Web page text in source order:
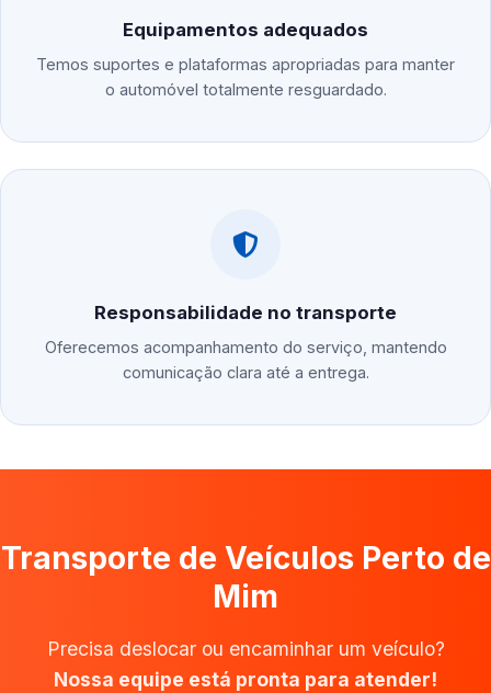
Equipamentos adequados
Temos suportes e plataformas apropriadas para manter
o automóvel totalmente resguardado.
Responsabilidade no transporte
Oferecemos acompanhamento do serviço, mantendo
comunicação clara até a entrega.
Transporte de Veículos Perto de
Mim
Precisa deslocar ou encaminhar um veículo?
Nossa equipe está pronta para atender!